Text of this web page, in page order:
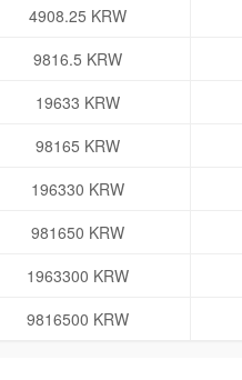
4908.25 KRW
9816.5 KRW
19633 KRW
98165 KRW
196330 KRW
981650 KRW
1963300 KRW
9816500 KRW